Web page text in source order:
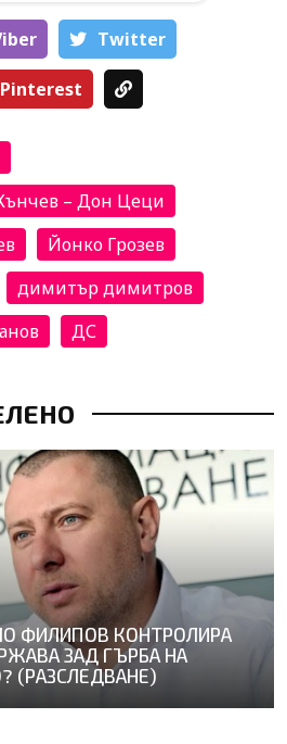
Тwitter
Pinterest
– Дон Цеци
Йонко Грозев
димитър димитров
ДС
ФИЛИПОВ КОНТРОЛИРА
ЗАД ГЪРБА НА
(РАЗСЛЕДВАНЕ)